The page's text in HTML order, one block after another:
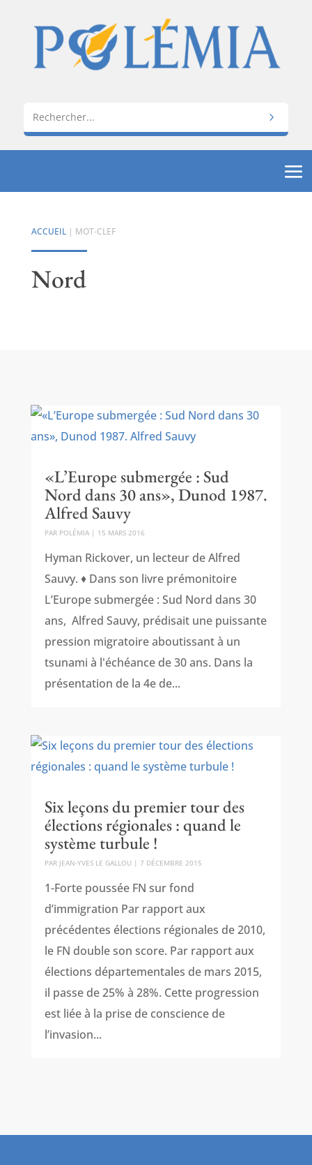
ACCUEIL| MOT-CLEF
Nord
«L’Europe submergée : Sud
Nord dans 30 ans», Dunod 1987.
Alfred Sauvy
PAR POLÉMIA| 15 MARS 2016
Hyman Rickover, un lecteur de Alfred
Sauvy. ♦ Dans son livre prémonitoire
L’Europe submergée : Sud Nord dans 30
ans, Alfred Sauvy, prédisait une puissante
pression migratoire aboutissant à un
tsunami à l'échéance de 30 ans. Dans la
présentation de la 4e de...
Six leçons du premier tour des
élections régionales : quand le
système turbule !
PAR JEAN-YVES LE GALLOU| 7 DÉCEMBRE 2015
1-Forte poussée FN sur fond
d’immigration Par rapport aux
précédentes élections régionales de 2010,
le FN double son score. Par rapport aux
élections départementales de mars 2015,
il passe de 25% à 28%. Cette progression
est liée à la prise de conscience de
l’invasion...